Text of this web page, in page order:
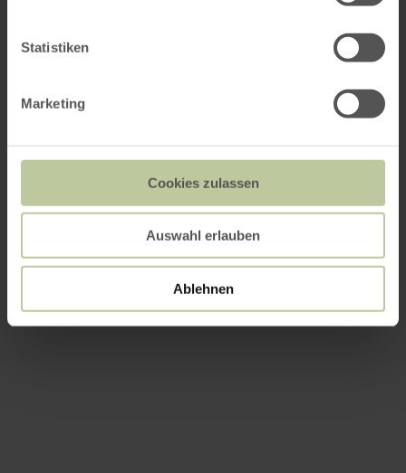
Statistiken
Marketing
Cookies zulassen
Auswahl erlauben
Ablehnen